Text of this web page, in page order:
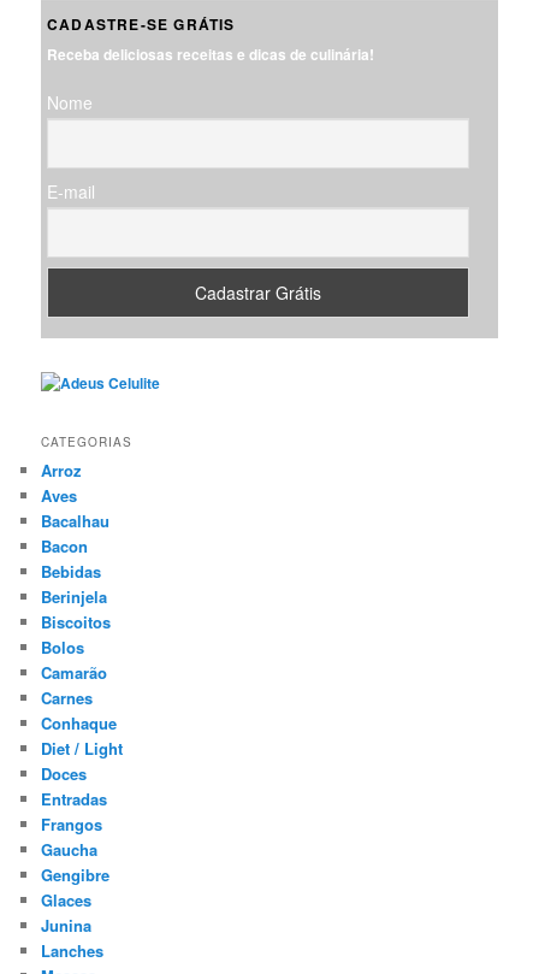
u
a
CADASTRE-SE GRÁTIS
Receba deliciosas receitas e dicas de culinária!
Nome
E-mail
CATEGORIAS
Arroz
Aves
Bacalhau
Bacon
Bebidas
Berinjela
Biscoitos
Bolos
Camarão
Carnes
Conhaque
Diet / Light
Doces
Entradas
Frangos
Gaucha
Gengibre
Glaces
Junina
Lanches